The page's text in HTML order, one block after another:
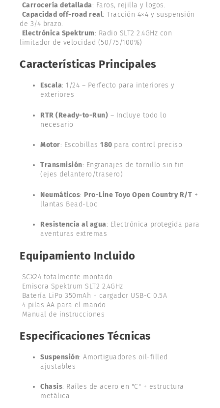
Carrocería detallada: Faros, rejilla y logos.
Capacidad off-road real: Tracción 4×4 y suspensión
de 3/4 brazo.
Electrónica Spektrum: Radio SLT2 2.4GHz con
limitador de velocidad (50/75/100%)
Características Principales
Escala: 1/24 – Perfecto para interiores y
exteriores
RTR (Ready-to-Run) – Incluye todo lo
necesario
Motor: Escobillas 180 para control preciso
Transmisión: Engranajes de tornillo sin fin
(ejes delantero/trasero)
Neumáticos: Pro-Line Toyo Open Country R/T +
llantas Bead-Loc
Resistencia al agua: Electrónica protegida para
aventuras extremas
Equipamiento Incluido
SCX24 totalmente montado
Emisora Spektrum SLT2 2.4GHz
Batería LiPo 350mAh + cargador USB-C 0.5A
4 pilas AA para el mando
Manual de instrucciones
Especificaciones Técnicas
Suspensión: Amortiguadores oil-filled
ajustables
Chasis: Raíles de acero en "C" + estructura
metálica